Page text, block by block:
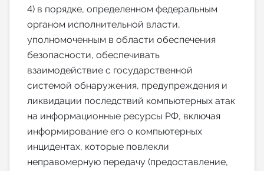
4) в порядке, определенном федеральным
органом исполнительной власти,
уполномоченным в области обеспечения
безопасности, обеспечивать
взаимодействие с государственной
системой обнаружения, предупреждения и
ликвидации последствий компьютерных атак
на информационные ресурсы РФ, включая
информирование его о компьютерных
инцидентах, которые повлекли
неправомерную передачу (предоставление,